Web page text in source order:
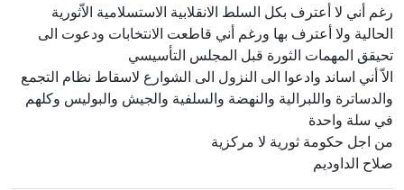
رغم أني لا أعترف بكل السلط الانقلابية الاستسلامية الاّثورية
الحالية ولا أعترف بها ورغم أني قاطعت الانتخابات ودعوت الى
تحيقق المهمات الثورة قبل المجلس التأسيسي
الاّ أني اساند وادعوا الى النزول الى الشوارع لاسقاط نظام التجمع
والدساترة واللبرالية والنهضة والسلفية والجيش والبوليس وكلهم
في سلة واحدة
من اجل حكومة ثورية لا مركزية
صلاح الداوديم